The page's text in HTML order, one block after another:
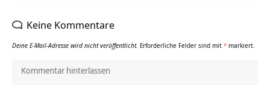
Keine Kommentare
Deine E-Mail-Adresse wird nicht veröffentlicht. Erforderliche Felder sind mit * markiert.